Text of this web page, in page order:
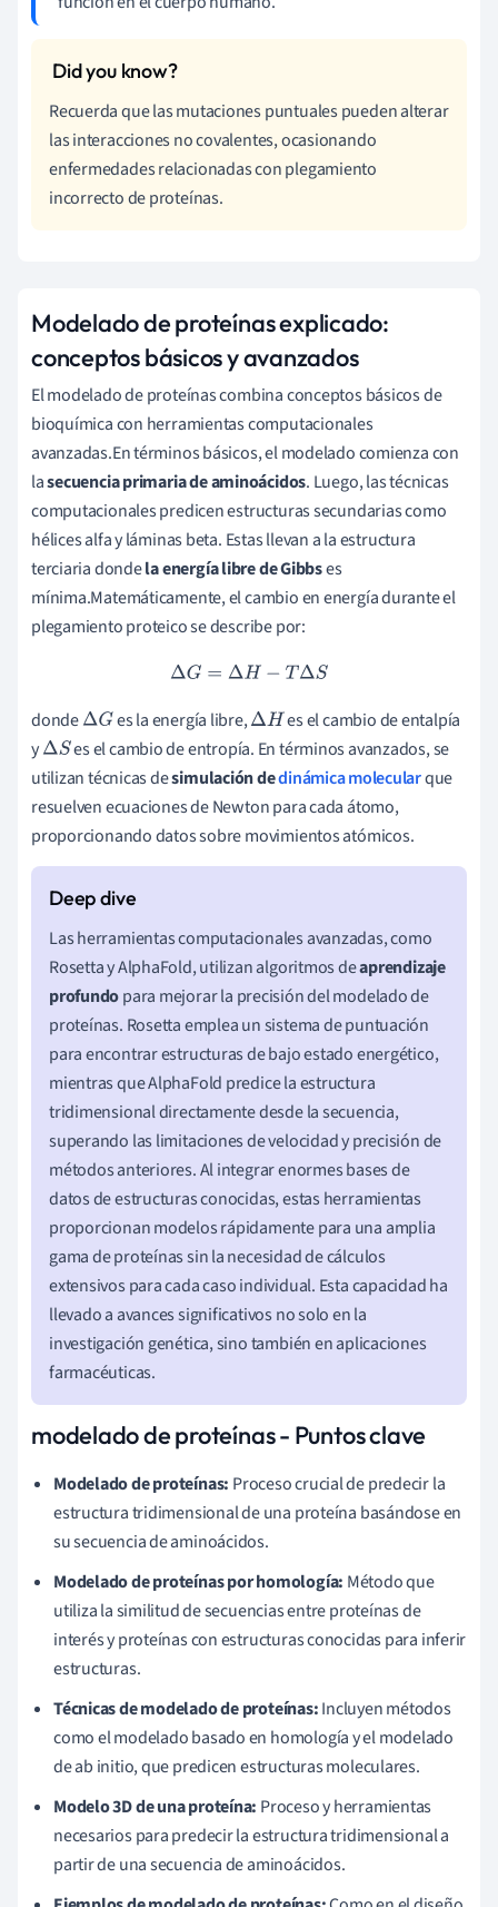
Recuerda que las mutaciones puntuales pueden alterar
las interacciones no covalentes, ocasionando
enfermedades relacionadas con plegamiento
incorrecto de proteínas.
Modelado de proteínas explicado:
conceptos básicos y avanzados
El modelado de proteínas combina conceptos básicos de
bioquímica con herramientas computacionales
avanzadas.En términos básicos, el modelado comienza con
lasecuencia primaria de aminoácidos. Luego, las técnicas
computacionales predicen estructuras secundarias como
hélices alfa y láminas beta. Estas llevan a la estructura
terciaria dondela energía libre de Gibbses
mínima.Matemáticamente, el cambio en energía durante el
plegamiento proteico se describe por:
ΔG =ΔH− TΔ S
dondeΔG es la energía libre,ΔH es el cambio de entalpía
yΔS es el cambio de entropía. En términos avanzados, se
utilizan técnicas desimulación dedinámica molecularque
resuelven ecuaciones de Newton para cada átomo,
proporcionando datos sobre movimientos atómicos.
Las herramientas computacionales avanzadas, como
Rosetta y AlphaFold, utilizan algoritmos deaprendizaje
profundopara mejorar la precisión del modelado de
proteínas. Rosetta emplea un sistema de puntuación
para encontrar estructuras de bajo estado energético,
mientras que AlphaFold predice la estructura
tridimensional directamente desde la secuencia,
superando las limitaciones de velocidad y precisión de
métodos anteriores. Al integrar enormes bases de
datos de estructuras conocidas, estas herramientas
proporcionan modelos rápidamente para una amplia
gama de proteínas sin la necesidad de cálculos
extensivos para cada caso individual. Esta capacidad ha
llevado a avances significativos no solo en la
investigación genética, sino también en aplicaciones
farmacéuticas.
modelado de proteínas - Puntos clave
Modelado de proteínas: Proceso crucial de predecir la
estructura tridimensional de una proteína basándose en
su secuencia de aminoácidos.
Modelado de proteínas por homología: Método que
utiliza la similitud de secuencias entre proteínas de
interés y proteínas con estructuras conocidas para inferir
estructuras.
Técnicas de modelado de proteínas:Incluyen métodos
como el modelado basado en homología y el modelado
de ab initio, que predicen estructuras moleculares.
Modelo 3D de una proteína: Proceso y herramientas
necesarios para predecir la estructura tridimensional a
partir de una secuencia de aminoácidos.